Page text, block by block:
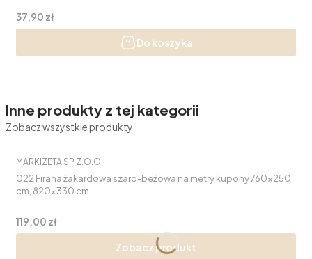
Cena
37,90 zł
Do koszyka
Inne produkty z tej kategorii
Zobacz wszystkie produkty
PRODUCENT
MARKIZETA SP.Z.O.O.
022 Firana żakardowa szaro-beżowa na metry kupony 760x250
cm, 820x330 cm
Cena
119,00 zł
Zobacz produkt